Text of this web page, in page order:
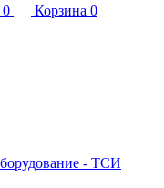
0 Корзина 0